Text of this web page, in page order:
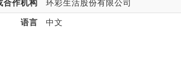
合作机构 环彩生活股份有限公司
语言 中文